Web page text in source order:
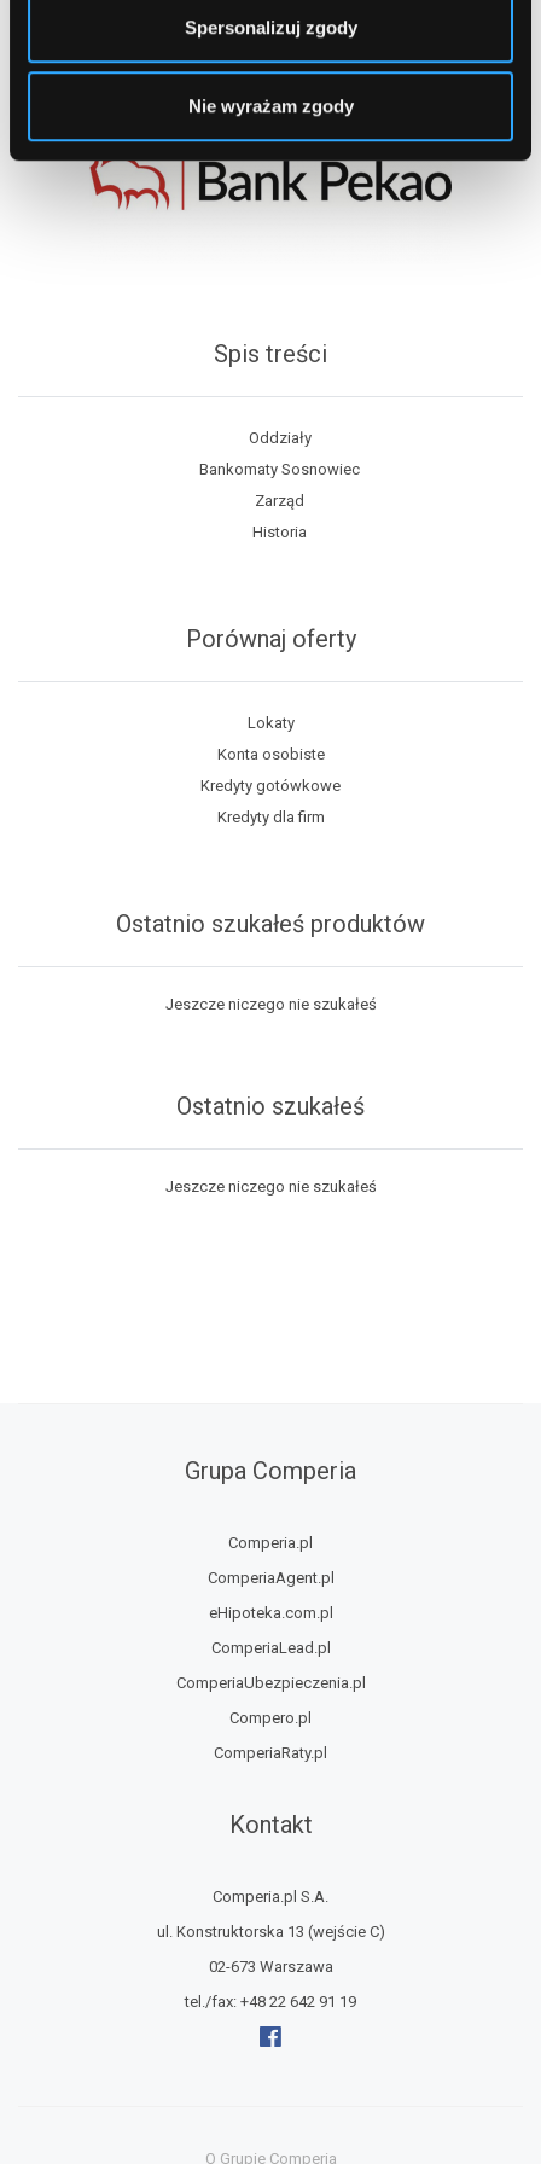
Spersonalizuj zgody
Nie wyrażam zgody
Spis treści
Oddziały
Bankomaty Sosnowiec
Zarząd
Historia
Porównaj oferty
Lokaty
Konta osobiste
Kredyty gotówkowe
Kredyty dla firm
Ostatnio szukałeś produktów
Jeszcze niczego nie szukałeś
Ostatnio szukałeś
Jeszcze niczego nie szukałeś
Grupa Comperia
Comperia.pl
ComperiaAgent.pl
eHipoteka.com.pl
ComperiaLead.pl
ComperiaUbezpieczenia.pl
Compero.pl
ComperiaRaty.pl
Kontakt
Comperia.pl S.A.
ul. Konstruktorska 13 (wejście C)
02-673 Warszawa
tel./fax: +48 22 642 91 19
O Grupie Comperia